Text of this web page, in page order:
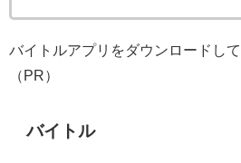
バイトルアプリをダウンロードし
（PR）
バイトル